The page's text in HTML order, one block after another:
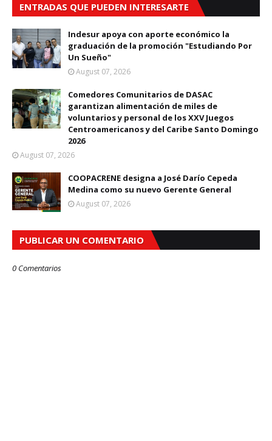
ENTRADAS QUE PUEDEN INTERESARTE
Indesur apoya con aporte económico la
graduación de la promoción "Estudiando Por
Un Sueño"
August 07, 2026
Comedores Comunitarios de DASAC
garantizan alimentación de miles de
voluntarios y personal de los XXV Juegos
Centroamericanos y del Caribe Santo Domingo
2026
August 07, 2026
COOPACRENE designa a José Darío Cepeda
Medina como su nuevo Gerente General
August 07, 2026
PUBLICAR UN COMENTARIO
0 Comentarios